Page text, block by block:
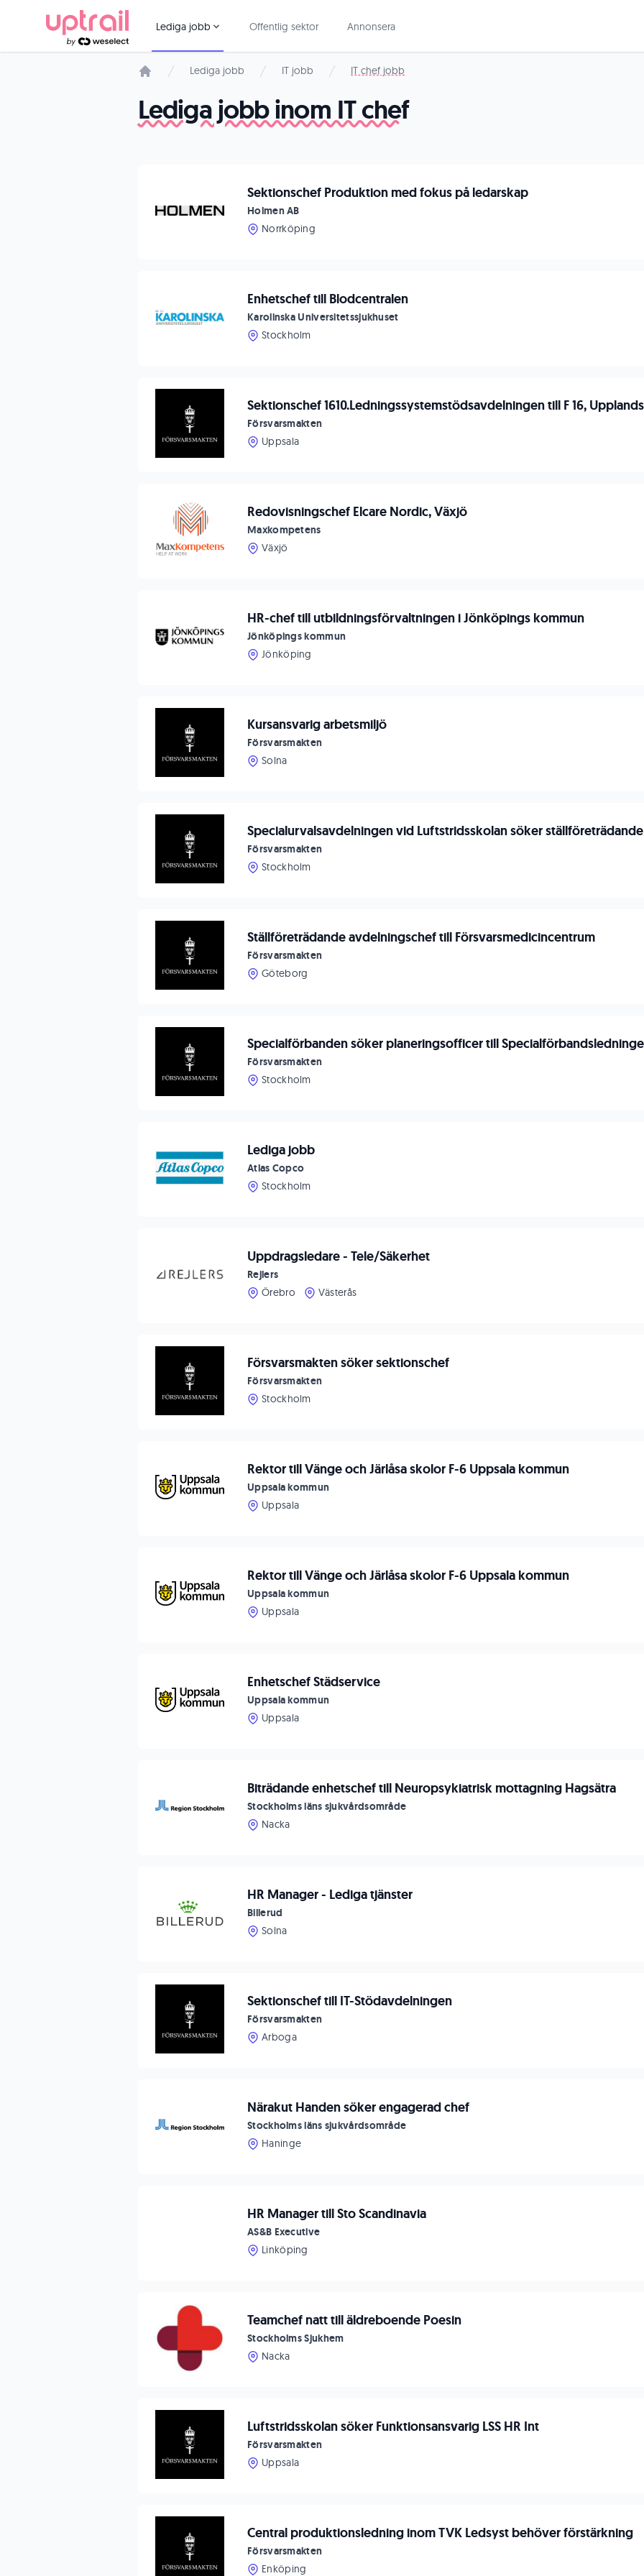
Lediga jobb Offentlig sektor Annonsera
Lediga jobb IT jobb IT chef jobb
Lediga jobb inom IT chef
Sektionschef Produktion med fokus på ledarskap
Holmen AB
Norrköping
Enhetschef till Blodcentralen
Karolinska Universitetssjukhuset
Stockholm
Sektionschef 1610.Ledningssystemstödsavdelningen till F 16,
Försvarsmakten
Uppsala
Redovisningschef Elcare Nordic, Växjö
Maxkompetens
Växjö
HR-chef till utbildningsförvaltningen i Jönköpings kommun
Jönköpings kommun
Jönköping
Kursansvarig arbetsmiljö
Försvarsmakten
Solna
Specialurvalsavdelningen vid Luftstridsskolan söker
Försvarsmakten
Stockholm
Ställföreträdande avdelningschef till Försvarsmedicincentrum
Försvarsmakten
Göteborg
Specialförbanden söker planeringsofficer till
Försvarsmakten
Stockholm
Lediga jobb
Atlas Copco
Stockholm
Uppdragsledare - Tele/Säkerhet
Rejlers
Örebro
Västerås
Försvarsmakten söker sektionschef
Försvarsmakten
Stockholm
Rektor till Vänge och Järlåsa skolor F-6 Uppsala kommun
Uppsala kommun
Uppsala
Rektor till Vänge och Järlåsa skolor F-6 Uppsala kommun
Uppsala kommun
Uppsala
Enhetschef Städservice
Uppsala kommun
Uppsala
Biträdande enhetschef till Neuropsykiatrisk mottagning Hagsätra
Stockholms läns sjukvårdsområde
Nacka
HR Manager - Lediga tjänster
Billerud
Solna
Sektionschef till IT-Stödavdelningen
Försvarsmakten
Arboga
Närakut Handen söker engagerad chef
Stockholms läns sjukvårdsområde
Haninge
HR Manager till Sto Scandinavia
AS&B Executive
Linköping
Teamchef natt till äldreboende Poesin
Stockholms Sjukhem
Nacka
Luftstridsskolan söker Funktionsansvarig LSS HR Int
Försvarsmakten
Uppsala
Central produktionsledning inom TVK Ledsyst behöver förstärkning
Försvarsmakten
Enköping